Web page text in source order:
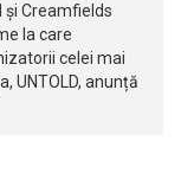
și Creamfields
la care
celei mai
UNTOLD, anunță